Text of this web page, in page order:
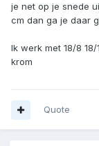
je net op je snede
cm dan ga je daar
Ik werk met 18/8
krom
Quote